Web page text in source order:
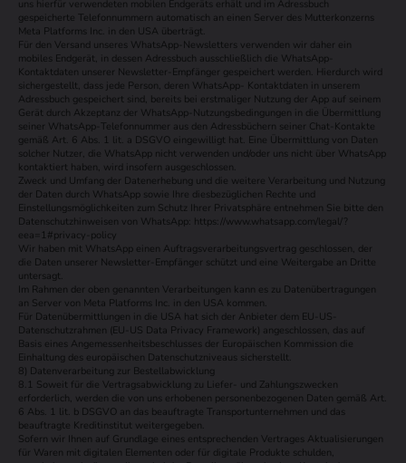
uns hierfür verwendeten mobilen Endgeräts erhält und im Adressbuch
gespeicherte Telefonnummern automatisch an einen Server des Mutterkonzerns
Meta Platforms Inc. in den USA überträgt.
Für den Versand unseres WhatsApp-Newsletters verwenden wir daher ein
mobiles Endgerät, in dessen Adressbuch ausschließlich die WhatsApp-
Kontaktdaten unserer Newsletter-Empfänger gespeichert werden. Hierdurch wird
sichergestellt, dass jede Person, deren WhatsApp- Kontaktdaten in unserem
Adressbuch gespeichert sind, bereits bei erstmaliger Nutzung der App auf seinem
Gerät durch Akzeptanz der WhatsApp-Nutzungsbedingungen in die Übermittlung
seiner WhatsApp-Telefonnummer aus den Adressbüchern seiner Chat-Kontakte
gemäß Art. 6 Abs. 1 lit. a DSGVO eingewilligt hat. Eine Übermittlung von Daten
solcher Nutzer, die WhatsApp nicht verwenden und/oder uns nicht über WhatsApp
kontaktiert haben, wird insofern ausgeschlossen.
Zweck und Umfang der Datenerhebung und die weitere Verarbeitung und Nutzung
der Daten durch WhatsApp sowie Ihre diesbezüglichen Rechte und
Einstellungsmöglichkeiten zum Schutz Ihrer Privatsphäre entnehmen Sie bitte den
Datenschutzhinweisen von WhatsApp: https://www.whatsapp.com/legal/?
eea=1#privacy-policy
Wir haben mit WhatsApp einen Auftragsverarbeitungsvertrag geschlossen, der
die Daten unserer Newsletter-Empfänger schützt und eine Weitergabe an Dritte
untersagt.
Im Rahmen der oben genannten Verarbeitungen kann es zu Datenübertragungen
an Server von Meta Platforms Inc. in den USA kommen.
Für Datenübermittlungen in die USA hat sich der Anbieter dem EU-US-
Datenschutzrahmen (EU-US Data Privacy Framework) angeschlossen, das auf
Basis eines Angemessenheitsbeschlusses der Europäischen Kommission die
Einhaltung des europäischen Datenschutzniveaus sicherstellt.
8) Datenverarbeitung zur Bestellabwicklung
8.1 Soweit für die Vertragsabwicklung zu Liefer- und Zahlungszwecken
erforderlich, werden die von uns erhobenen personenbezogenen Daten gemäß Art.
6 Abs. 1 lit. b DSGVO an das beauftragte Transportunternehmen und das
beauftragte Kreditinstitut weitergegeben.
Sofern wir Ihnen auf Grundlage eines entsprechenden Vertrages Aktualisierungen
für Waren mit digitalen Elementen oder für digitale Produkte schulden,